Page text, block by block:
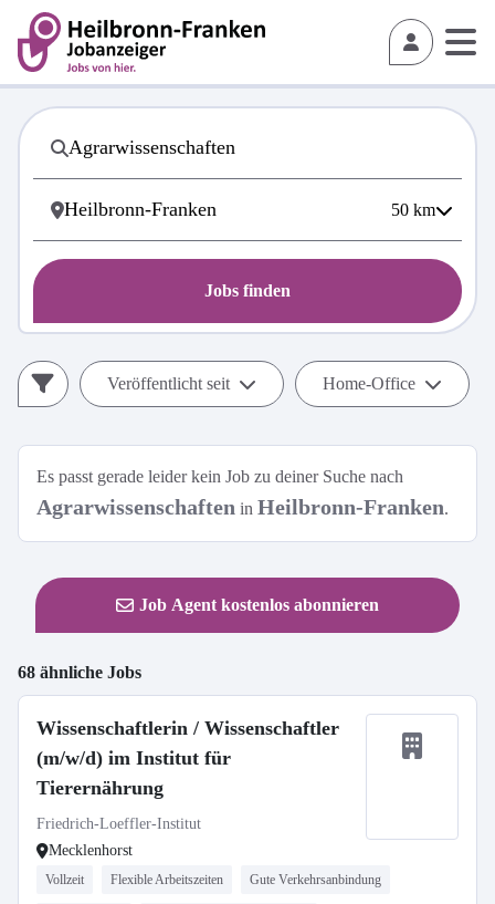
50 km
Jobs finden
Veröffentlicht seit Home-Office
Es passt gerade leider kein Job zu deiner Suche nach
Agrarwissenschaften in Heilbronn-Franken.
Job Agent kostenlos abonnieren
68 ähnliche Jobs
Wissenschaftlerin / Wissenschaftler
(m/w/d) im Institut für
Tierernährung
Friedrich-Loeffler-Institut
Mecklenhorst
Vollzeit Flexible Arbeitszeiten Gute Verkehrsanbindung